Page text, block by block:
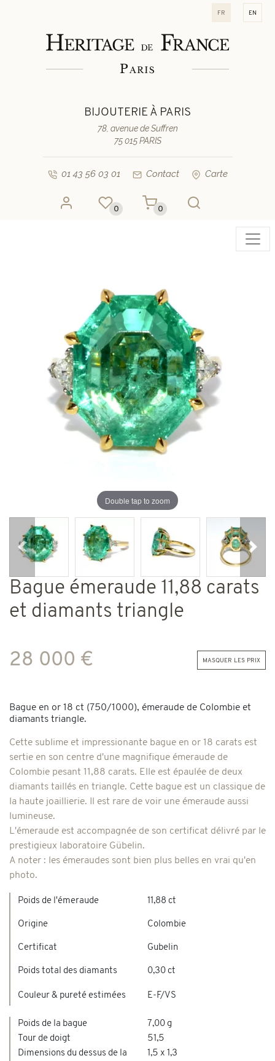
fr en
BIJOUTERIE À PARIS
78, avenue de Suffren
75 015 PARIS
01 43 56 03 01 Contact Carte
0 0
Double tap to zoom
Précédent
Bague émeraude 11,88 carats
et diamants triangle
28 000 € masquer les prix
Bague en or 18 ct (750/1000), émeraude de Colombie et
diamants triangle.
Cette sublime et impressionante bague en or 18 carats est
sertie en son centre d'une magnifique émeraude de
Colombie pesant 11,88 carats. Elle est épaulée de deux
diamants taillés en triangle. Cette bague est un classique de
la haute joaillierie. Il est rare de voir une émeraude aussi
lumineuse.
L'émeraude est accompagnée de son certificat délivré par le
prestigieux laboratoire Gübelin.
A noter : les émeraudes sont bien plus belles en vrai qu'en
photo.
Poids de l'émeraude
Origine
Certificat
Poids total des diamants
11,88 ct
Colombie
Gubelin
0,30 ct
Couleur & pureté estimées E-F/VS
Poids de la bague
7,00 g
Tour de doigt
51,5
Dimensions du dessus de la
1,5 x 1,3